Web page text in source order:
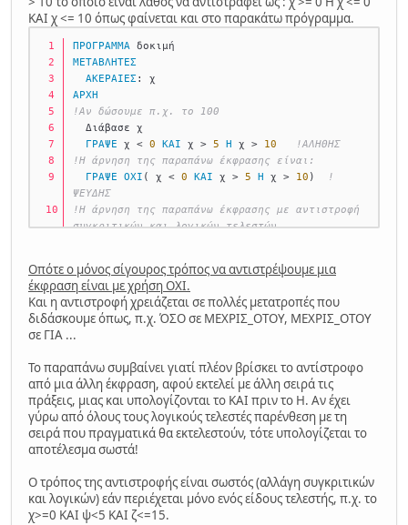
ΚΑΙ χ <= 10 όπως φαίνεται και στο παρακάτω πρόγραμμα.
ΠΡΟΓΡΑΜΜΑ δοκιμή
ΜΕΤΑΒΛΗΤΕΣ
ΑΚΕΡΑΙΕΣ : χ
ΑΡΧΗ
!Αν δώσουμε π.χ. το 100
Διάβασε χ
ΓΡΑΨΕ χ < 0 ΚΑΙ χ > 5 Η χ > 10
!ΑΛΗΘΗΣ
!Η άρνηση της παραπάνω έκφρασης είναι:
ΓΡΑΨΕ
ΟΧΙ ( χ < 0 ΚΑΙ χ > 5 Η χ > 10 )
!
ΨΕΥΔΗΣ
!Η άρνηση της παραπάνω έκφρασης με αντιστροφή
συγκριτικών και λογικών τελεστών
Οπότε ο μόνος σίγουρος τρόπος να αντιστρέψουμε μια
έκφραση είναι με χρήση ΟΧΙ.
Και η αντιστροφή χρειάζεται σε πολλές μετατροπές που
διδάσκουμε όπως, π.χ. ΌΣΟ σε ΜΕΧΡΙΣ_ΟΤΟΥ, ΜΕΧΡΙΣ_ΟΤΟΥ
σε ΓΙΑ ...
Το παραπάνω συμβαίνει γιατί πλέον βρίσκει το αντίστροφο
από μια άλλη έκφραση, αφού εκτελεί με άλλη σειρά τις
πράξεις, μιας και υπολογίζονται το ΚΑΙ πριν το Η. Αν έχει
γύρω από όλους τους λογικούς τελεστές παρένθεση με τη
σειρά που πραγματικά θα εκτελεστούν, τότε υπολογίζεται το
αποτέλεσμα σωστά!
Ο τρόπος της αντιστροφής είναι σωστός (αλλάγη συγκριτικών
και λογικών) εάν περιέχεται μόνο ενός είδους τελεστής, π.χ. το
χ>=0 ΚΑΙ ψ<5 ΚΑΙ ζ<=15.